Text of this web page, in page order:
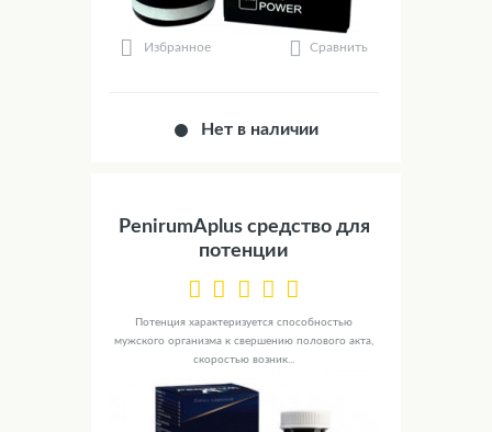
Избранное Сравнить
Нет в наличии
PenirumAplus средство для
потенции
Потенция характеризуется способностью
мужского организма к свершению полового акта,
скоростью возник...